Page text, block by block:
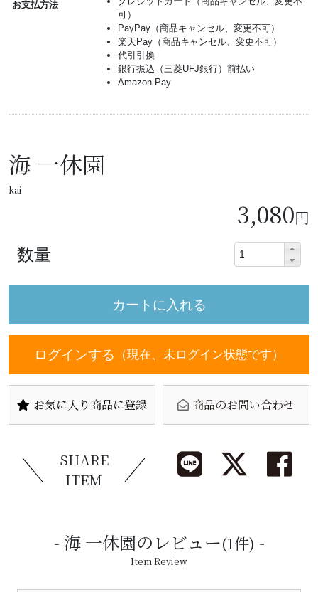
お支払方法
可）
PayPay（商品キャンセル、変更不可）
楽天Pay（商品キャンセル、変更不可）
代引引換
銀行振込（三菱UFJ銀行）前払い
Amazon Pay
海 一休園
kai
3,080円
数量
ログインする （現在、未ログイン状態です）
お気に入り商品に登録 商品のお問い合わせ
SHARE
ITEM
海 一休園のレビュー(1件)
Item Review